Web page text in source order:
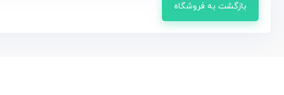
بازگشت به فروشگاه